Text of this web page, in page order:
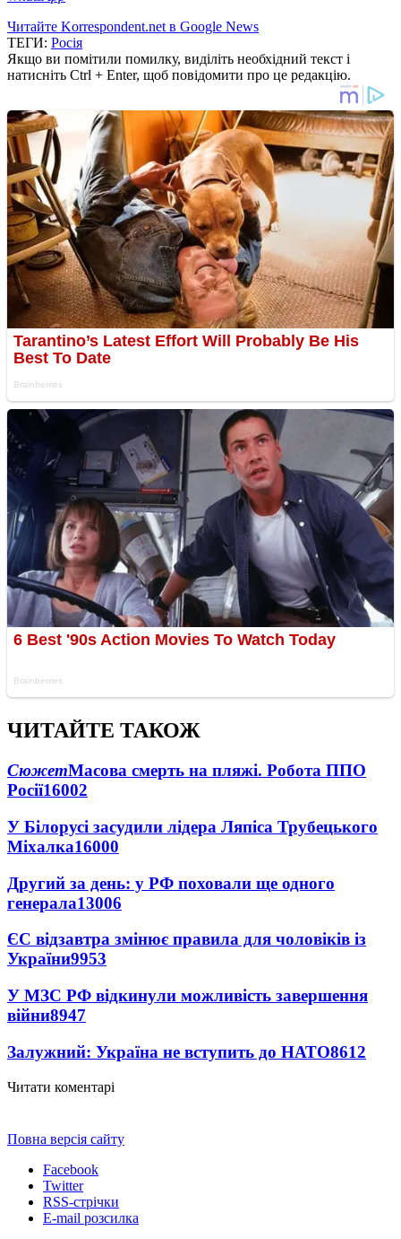
Читайте Korrespondent.net в Google News
ТЕГИ: Росія
Якщо ви помітили помилку, виділіть необхідний текст і
натисніть Ctrl + Enter, щоб повідомити про це редакцію.
ЧИТАЙТЕ ТАКОЖ
СюжетМасова смерть на пляжі. Робота ППО
Росії16002
У Білорусі засудили лідера Ляпіса Трубецького
Міхалка16000
Другий за день: у РФ поховали ще одного
генерала13006
ЄС відзавтра змінює правила для чоловіків із
України9953
У МЗС РФ відкинули можливість завершення
війни8947
Залужний: Україна не вступить до НАТО8612
Читати коментарі
Повна версія сайту
Facebook
Twitter
RSS-стрічки
E-mail розсилка